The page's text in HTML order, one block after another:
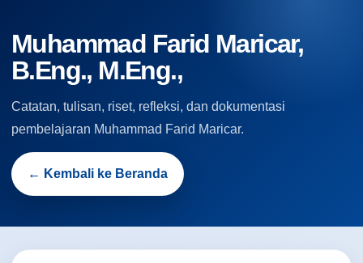
Muhammad Farid Maricar,
B.Eng., M.Eng.,
Catatan, tulisan, riset, refleksi, dan dokumentasi
pembelajaran Muhammad Farid Maricar.
← Kembali ke Beranda